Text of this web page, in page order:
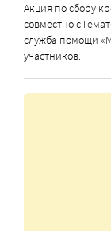
Акция по сбору
совместно с
служба помощи
участников.